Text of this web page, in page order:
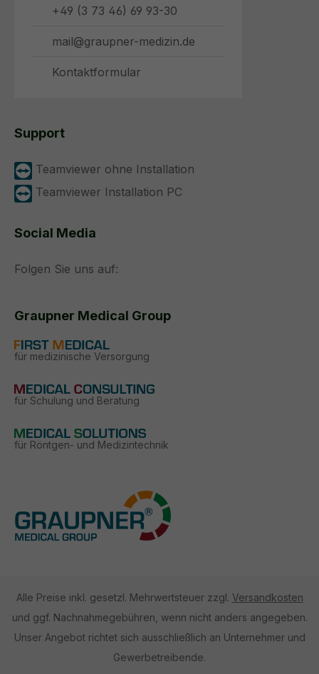
+49 (3 73 46) 69 93-30
mail@graupner-medizin.de
Kontaktformular
Support
Teamviewer ohne Installation
Teamviewer Installation PC
Social Media
Folgen Sie uns auf:
Graupner Medical Group
für medizinische Versorgung
für Schulung und Beratung
für Röntgen- und Medizintechnik
Alle Preise inkl. gesetzl. Mehrwertsteuer zzgl. Versandkosten
und ggf. Nachnahmegebühren, wenn nicht anders angegeben.
Unser Angebot richtet sich ausschließlich an Unternehmer und
Gewerbetreibende.